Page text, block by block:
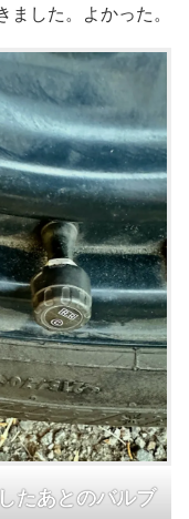
ました。よかった。
たあとのバルブ